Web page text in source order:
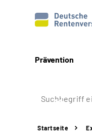
Prävention
Startseite